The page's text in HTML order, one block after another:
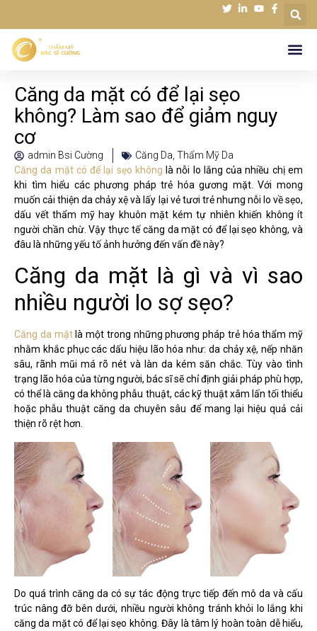
Căng da mặt có để lại sẹo
không? Làm sao để giảm nguy
cơ
admin Bsi Cường Căng Da Thẩm Mỹ Da
Căng da mặt có để lại sẹo không là nỗi lo lắng của nhiều chị em
khi tìm hiểu các phương pháp trẻ hóa gương mặt. Với mong
muốn cải thiện da chảy xệ và lấy lại vẻ tươi trẻ nhưng nỗi lo về sẹo,
dấu vết thẩm mỹ hay khuôn mặt kém tự nhiên khiến không ít
người chần chừ. Vậy thực tế căng da mặt có để lại sẹo không, và
đâu là những yếu tố ảnh hưởng đến vấn đề này?
Căng da mặt là gì và vì sao
nhiều người lo sợ sẹo?
Căng da mặtlà một trong những phương pháp trẻ hóa thẩm mỹ
nhằm khắc phục các dấu hiệu lão hóa như: da chảy xệ, nếp nhăn
sâu, rãnh mũi má rõ nét và làn da kém săn chắc. Tùy vào tình
trạng lão hóa của từng người, bác sĩ sẽ chỉ định giải pháp phù hợp,
có thể là căng da không phẫu thuật, các kỹ thuật xâm lấn tối thiểu
hoặc phẫu thuật căng da chuyên sâu để mang lại hiệu quả cải
thiện rõ rệt hơn.
Do quá trình căng da có sự tác động trực tiếp đến mô da và cấu
trúc nâng đỡ bên dưới, nhiều người không tránh khỏi lo lắng khi
căng da mặt có để lại sẹo không. Đây là tâm lý hoàn toàn dễ hiểu,